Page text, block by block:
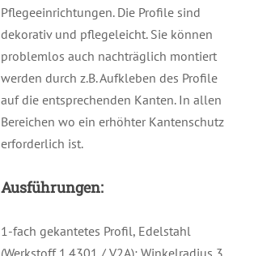
Pflegeeinrichtungen. Die Profile sind
dekorativ und pflegeleicht. Sie können
problemlos auch nachträglich montiert
werden durch z.B. Aufkleben des Profile
auf die entsprechenden Kanten. In allen
Bereichen wo ein erhöhter Kantenschutz
erforderlich ist.
Ausführungen:
1-fach gekantetes Profil, Edelstahl
(Werkstoff 1.4301 / V2A); Winkelradius 3